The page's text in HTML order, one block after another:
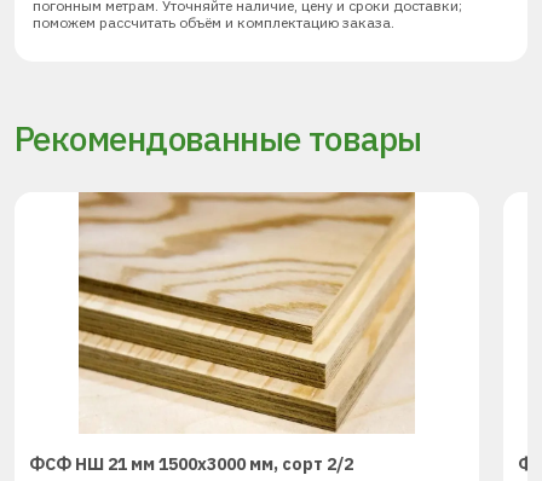
погонным метрам. Уточняйте наличие, цену и сроки доставки;
поможем рассчитать объём и комплектацию заказа.
Рекомендованные товары
ФСФ НШ 21 мм 1500х3000 мм, сорт 2/2